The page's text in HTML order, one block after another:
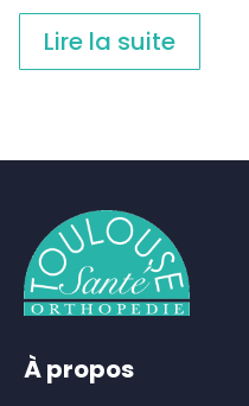
Lire la suite
À propos